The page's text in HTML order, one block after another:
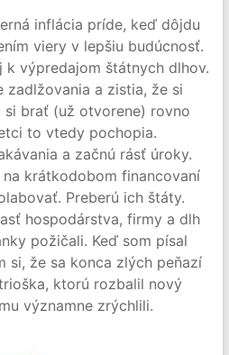
inflácia príde, keď dôjdu
viery v lepšiu budúcnosť.
k výpredajom štátnych dlhov.
zadlžovania a zistia, že si
si brať (už otvorene) rovno
to vtedy pochopia.
a začnú rásť úroky.
krátkodobom financovaní
Preberú ich štáty.
hospodárstva, firmy a dlh
požičali. Keď som písal
si, že sa konca zlých peňazí
ktorú rozbalil nový
významne zrýchlili.